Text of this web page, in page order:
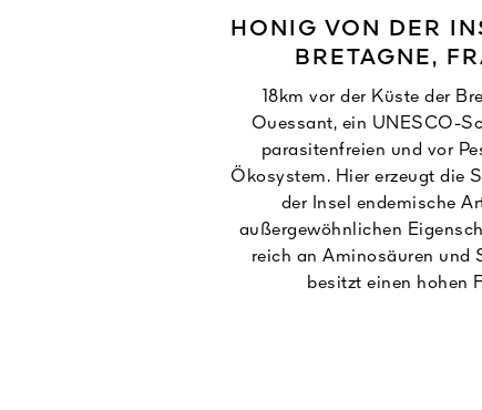
HONIG VON DER
BRETAGNE,
18km vor der Küste der
Ouessant, ein UNESCO-
parasitenfreien und vor
Ökosystem. Hier erzeugt die
der Insel endemische
außergewöhnlichen
reich an Aminosäuren und
besitzt einen hohen